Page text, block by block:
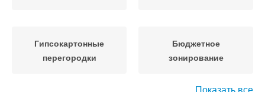
Гипсокартонные
перегородки
Бюджетное
зонирование